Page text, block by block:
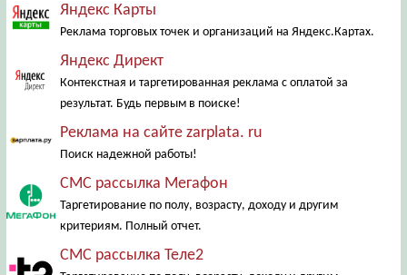
Яндекс Карты
Реклама торговых точек и организаций на Яндекс.Картах.
Яндекс Директ
Контекстная и таргетированная реклама с оплатой за
результат. Будь первым в поиске!
Реклама на сайте zarplata. ru
Поиск надежной работы!
СМС рассылка Мегафон
Таргетирование по полу, возрасту, доходу и другим
критериям. Полный отчет.
СМС рассылка Теле2